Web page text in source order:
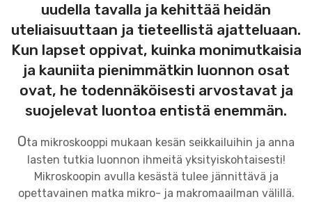
uudella tavalla ja kehittää heidän
uteliaisuuttaan ja tieteellistä ajatteluaan.
Kun lapset oppivat, kuinka monimutkaisia
ja kauniita pienimmätkin luonnon osat
ovat, he todennäköisesti arvostavat ja
suojelevat luontoa entistä enemmän.
Ota mikroskooppi mukaan kesän seikkailuihin ja anna
lasten tutkia luonnon ihmeitä yksityiskohtaisesti!
Mikroskoopin avulla kesästä tulee jännittävä ja
opettavainen matka mikro- ja makromaailman välillä.